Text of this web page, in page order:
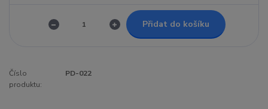
Přidat do košíku
Číslo
produktu:
PD-022